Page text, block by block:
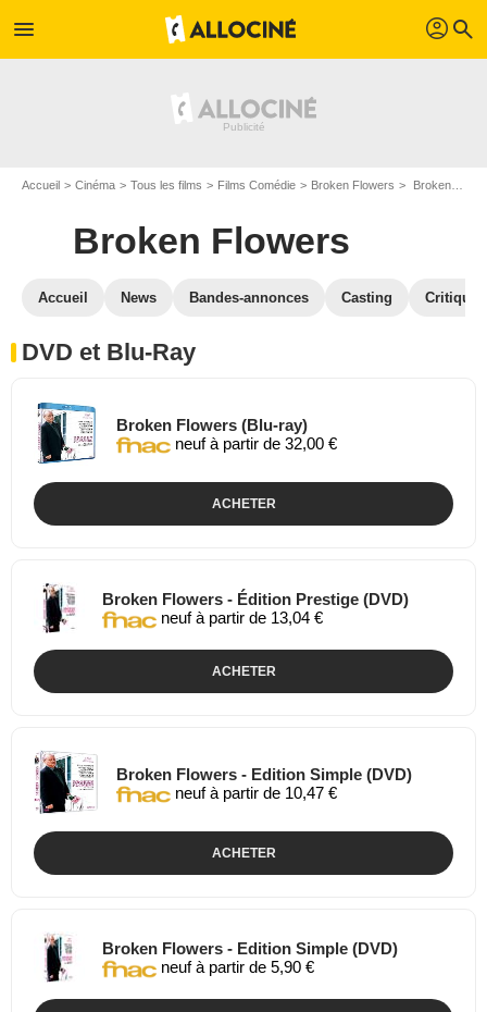
menu profil search
Accueil Cinéma Tous les films Films Comédie Broken Flowers Broken Flowers en DVD Blu Ray
Broken Flowers
Accueil News Bandes-annonces Casting
DVD et Blu-Ray
Broken Flowers (Blu-ray)
neuf à partir de 32,00 €
ACHETER
Broken Flowers - Édition Prestige (DVD)
neuf à partir de 13,04 €
ACHETER
Broken Flowers - Edition Simple (DVD)
neuf à partir de 10,47 €
ACHETER
Broken Flowers - Edition Simple (DVD)
neuf à partir de 5,90 €